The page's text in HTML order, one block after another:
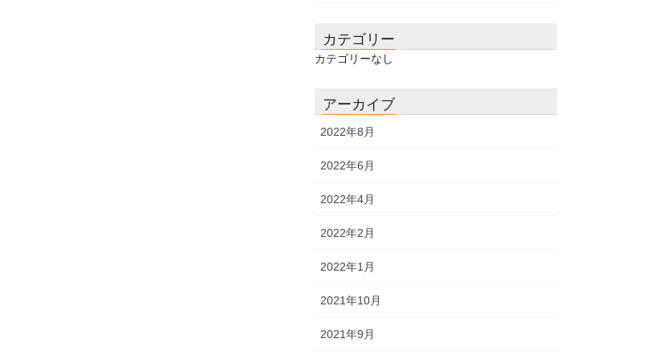
カテゴリー
カテゴリーなし
アーカイブ
2022年8月
2022年6月
2022年4月
2022年2月
2022年1月
2021年10月
2021年9月